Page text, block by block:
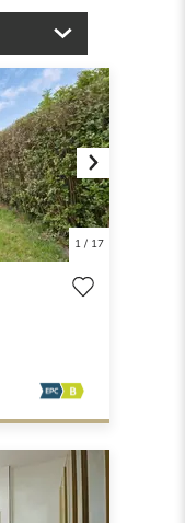
Next
1/ 17